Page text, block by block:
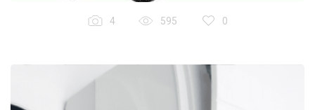
4 595 0